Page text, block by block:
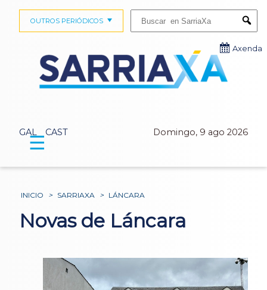
GAL CAST Domingo, 9 ago 2026
OUTROS PERIÓDICOS
Axenda
☰
INICIO > SARRIAXA > LÁNCARA
Novas de Láncara